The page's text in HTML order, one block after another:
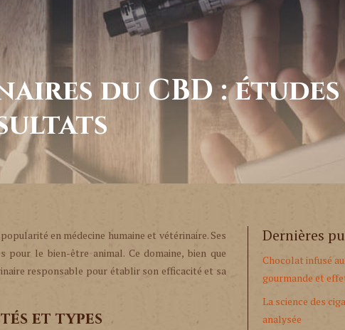
du CBD :
en médecine humaine et vétérinaire. Ses
le bien-être animal. Ce domaine, bien que
responsable pour établir son efficacité et sa
et types
Dernières
Chocolat infusé
gourmande et
La science des
analysée